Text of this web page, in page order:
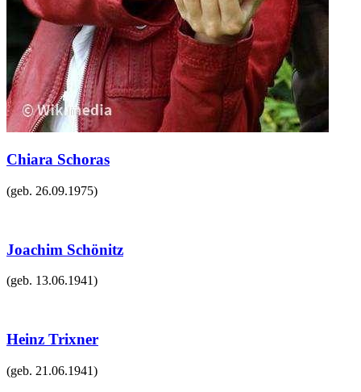
Chiara Schoras
(geb. 26.09.1975)
Joachim Schönitz
(geb. 13.06.1941)
Heinz Trixner
(geb. 21.06.1941)